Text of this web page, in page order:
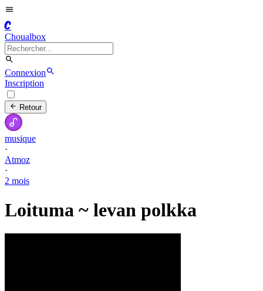
C
Choualbox
Connexion
Inscription
Retour
musique
·
Atmoz
·
2 mois
Loituma ~ levan polkka